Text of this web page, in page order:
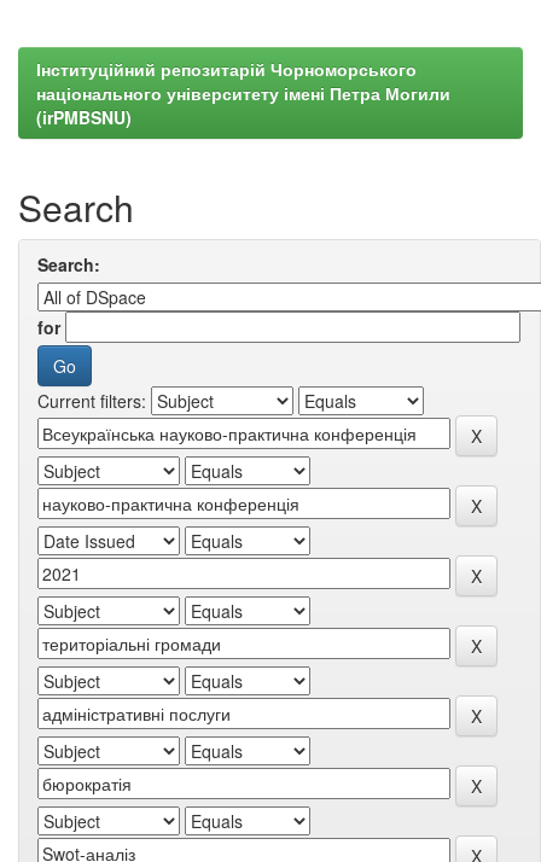
Інституційний репозитарій Чорноморського
національного університету імені Петра Могили
(irPMBSNU)
Search
Search:
for
Current filters: